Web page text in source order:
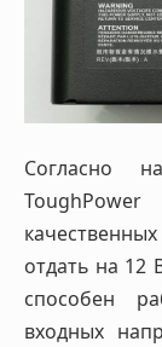
Согласно
отдать на 12
способен
входных